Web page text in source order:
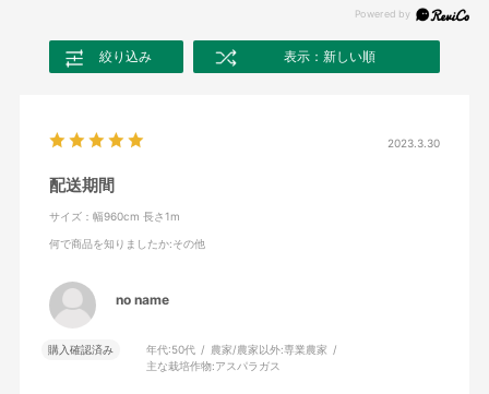
絞り込み 表示：新しい順
2023.3.30
配送期間
サイズ：幅960cm 長さ1m
何で商品を知りましたか:その他
no name
購入確認済み 年代:50代 農家/農家以外:専業農家
主な栽培作物:アスパラガス